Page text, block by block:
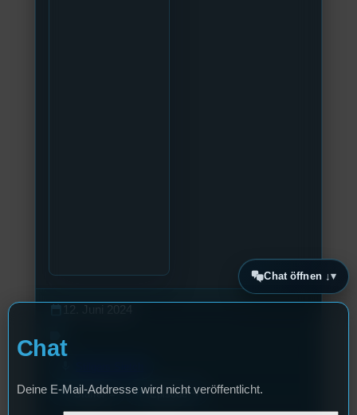
calendar_today 12. Juni 2024
label
layersStaffel 1 podcastsEpisode 4
Chat öffnen ↓
Chat
Deine E-Mail-Addresse wird nicht veröffentlicht.